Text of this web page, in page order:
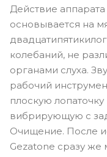
Действие
основывается на
колебаний, не
органами слуха.
рабочий
плоскую
вибрирующую с
Очищение. После
Gezatone сразу же